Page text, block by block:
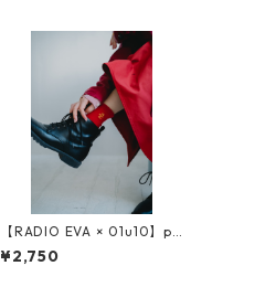
【RADIO EVA × 01u10】pil
e socks
¥2,750